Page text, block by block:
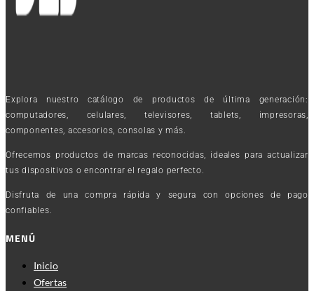
Explora nuestro catálogo de productos de última generación:
computadores, celulares, televisores, tablets, impresoras,
componentes, accesorios, consolas y más.
Ofrecemos productos de marcas reconocidas, ideales para actualizar
tus dispositivos o encontrar el regalo perfecto.
Disfruta de una compra rápida y segura con opciones de pago
confiables.
MENÚ
Inicio
Ofertas